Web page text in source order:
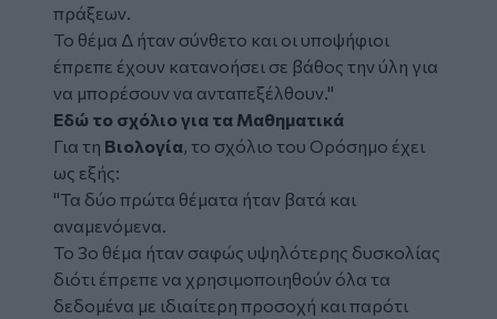
πράξεων.
Το θέμα Δ ήταν σύνθετο και οι υποψήφιοι
έπρεπε έχουν κατανοήσει σε βάθος την ύλη για
να μπορέσουν να ανταπεξέλθουν."
Εδώ το σχόλιο για τα Μαθηματικά
Για τη Βιολογία, το σχόλιο του Ορόσημο έχει
ως εξής:
"Τα δύο πρώτα θέματα ήταν βατά και
αναμενόμενα.
Το 3ο θέμα ήταν σαφώς υψηλότερης δυσκολίας
διότι έπρεπε να χρησιμοποιηθούν όλα τα
δεδομένα με ιδιαίτερη προσοχή και παρότι